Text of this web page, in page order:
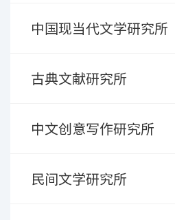
中国现当代文学研究所
古典文献研究所
中文创意写作研究所
民间文学研究所